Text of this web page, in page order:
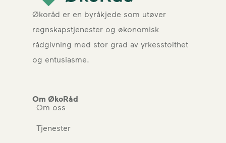
Økoråd er en byråkjede som utøver
regnskapstjenester og økonomisk
rådgivning med stor grad av yrkesstolthet
og entusiasme.
Om ØkoRåd
Om oss
Tjenester